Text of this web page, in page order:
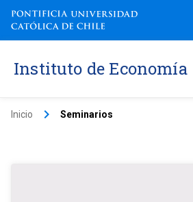
Instituto de Economía
Inicio keyboard_arrow_right Seminarios